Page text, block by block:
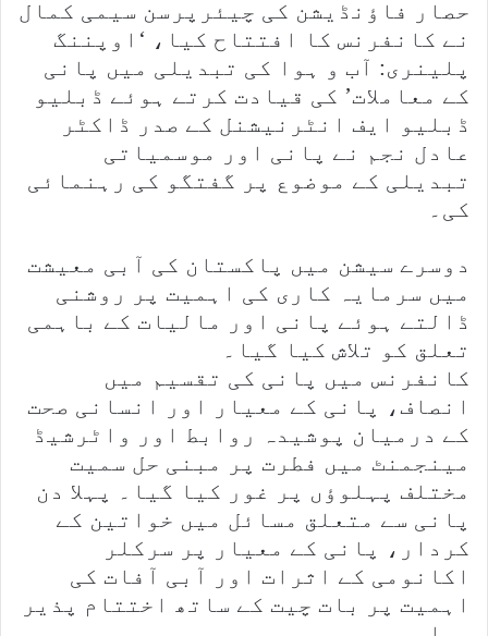
حصار فاؤنڈیشن کی چیئرپرسن سیمی کمال
نے کانفرنس کا افتتاح کیا، ‘اوپننگ
پلینری: آب و ہوا کی تبدیلی میں پانی
کے معاملات’ کی قیادت کرتے ہوئے ڈبلیو
ڈبلیو ایف انٹرنیشنل کے صدر ڈاکٹر
عادل نجم نے پانی اور موسمیاتی
تبدیلی کے موضوع پر گفتگو کی رہنمائی
کی۔
دوسرے سیشن میں پاکستان کی آبی معیشت
میں سرمایہ کاری کی اہمیت پر روشنی
ڈالتے ہوئے پانی اور مالیات کے باہمی
تعلق کو تلاش کیا گیا۔
کانفرنس میں پانی کی تقسیم میں
انصاف، پانی کے معیار اور انسانی صحت
کے درمیان پوشیدہ روابط اور واٹرشیڈ
مینجمنٹ میں فطرت پر مبنی حل سمیت
مختلف پہلوؤں پر غور کیا گیا۔ پہلا دن
پانی سے متعلق مسائل میں خواتین کے
کردار، پانی کے معیار پر سرکلر
اکانومی کے اثرات اور آبی آفات کی
اہمیت پر بات چیت کے ساتھ اختتام پذیر